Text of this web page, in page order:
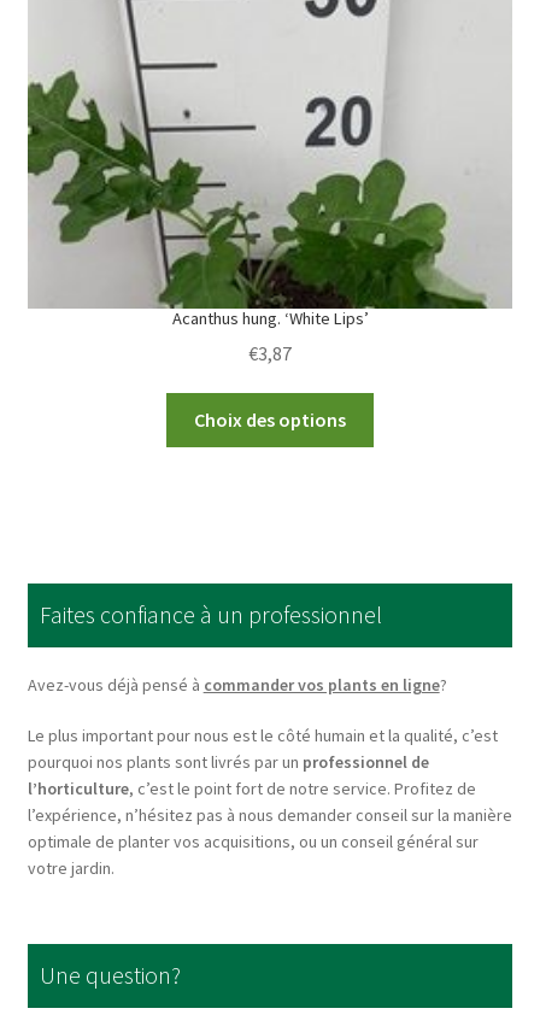
on
product
page
Acanthus hung. ‘White Lips’
€3,87
Choix des options
options
may
be
chosen
the
product
page
Faites confiance à un professionnel
Avez-vous déjà pensé à commander vos plants en ligne?
Le plus important pour nous est le côté humain et la qualité, c’est
pourquoi nos plants sont livrés par un professionnel de
l’horticulture, c’est le point fort de notre service. Profitez de
l’expérience, n’hésitez pas à nous demander conseil sur la manière
optimale de planter vos acquisitions, ou un conseil général sur
votre jardin.
Une question?